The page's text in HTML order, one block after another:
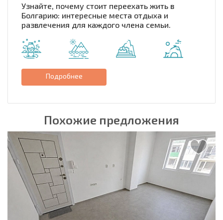
Узнайте, почему стоит переехать жить в
Болгарию: интересные места отдыха и
развлечения для каждого члена семьи.
Подробнее
Похожие предложения